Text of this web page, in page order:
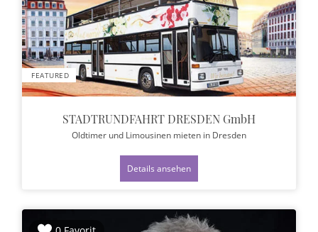
FEATURED
STADTRUNDFAHRT DRESDEN GmbH
Oldtimer und Limousinen mieten in Dresden
Details ansehen